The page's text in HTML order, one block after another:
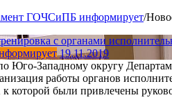
ГОЧСиПБ информирует/
с органами
19.11.2019
Юго-Западному округу
работы органов
которой были привлечены